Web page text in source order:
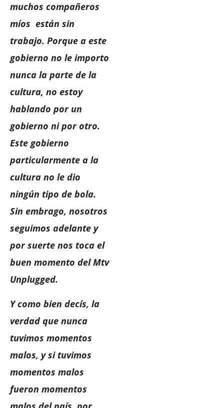
muchos compañeros
míos están sin
trabajo. Porque a este
gobierno no le importo
nunca la parte de la
cultura, no estoy
hablando por un
gobierno ni por otro.
Este gobierno
particularmente a la
cultura no le dio
ningún tipo de bola.
Sin embrago, nosotros
seguimos adelante y
por suerte nos toca el
buen momento del Mtv
Unplugged.
Y como bien decís, la
verdad que nunca
tuvimos momentos
malos, y si tuvimos
momentos malos
fueron momentos